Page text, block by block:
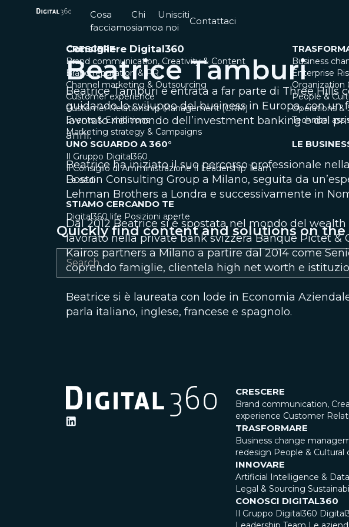
Cosa
facciamo
Chi
siamo
Unisciti
a noi
Contattaci
CRESCERE
Brand communication, Creativity & Content
Brand reputation & PR
Channel marketing & Outsourcing
Customer experience
Customer Relationship Management (CRM)
Events & Exhibitions
Marketing strategy & Campaigns
Business
Enterprise
Organization
People &
Operations &
Technical
UNO SGUARDO A 360°
Il Gruppo Digital360
Il Consiglio di Amministrazione Il Leadership Team
Le sedi
LE
STIAMO CERCANDO TE
Digital360 life Posizioni aperte
Quickly find content and solutions on the
Consigliere Digital360
Beatrice Tamburi
Beatrice Tamburi è entrata a far parte di Three Hills
guidando lo sviluppo del business in Europa, con un
lavorato nel mondo dell’investment banking e del
anni.
Beatrice ha iniziato il suo percorso professionale
Boston Consulting Group a Milano, seguita da
Lehman Brothers a Londra e successivamente in
Dal 2012 Beatrice si è spostata nel mondo del
lavorato nella private bank svizzera Banque Pictet &
Kairos partners a Milano a partire dal 2014 come
coprendo famiglie, clientela high net worth e
Beatrice si è laureata con lode in Economia
parla italiano, inglese, francese e spagnolo.
CRESCERE
Brand communication,
experience Customer
TRASFORMARE
Business change
redesign People & Cultural
INNOVARE
Artificial Intelligence & Data
Legal & Sourcing
CONOSCI DIGITAL360
Il Gruppo Digital360